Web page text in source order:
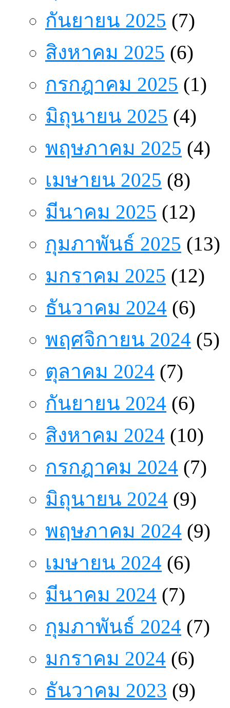
กันยายน 2025 (7)
สิงหาคม 2025 (6)
กรกฎาคม 2025 (1)
มิถุนายน 2025 (4)
พฤษภาคม 2025 (4)
เมษายน 2025 (8)
มีนาคม 2025 (12)
กุมภาพันธ์ 2025 (13)
มกราคม 2025 (12)
ธันวาคม 2024 (6)
พฤศจิกายน 2024 (5)
ตุลาคม 2024 (7)
กันยายน 2024 (6)
สิงหาคม 2024 (10)
กรกฎาคม 2024 (7)
มิถุนายน 2024 (9)
พฤษภาคม 2024 (9)
เมษายน 2024 (6)
มีนาคม 2024 (7)
กุมภาพันธ์ 2024 (7)
มกราคม 2024 (6)
ธันวาคม 2023 (9)